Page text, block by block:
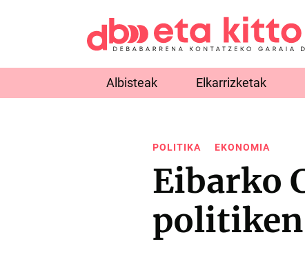
Albisteak Elkarrizketak
POLITIKA EKONOMIA
Eibarko
politiken